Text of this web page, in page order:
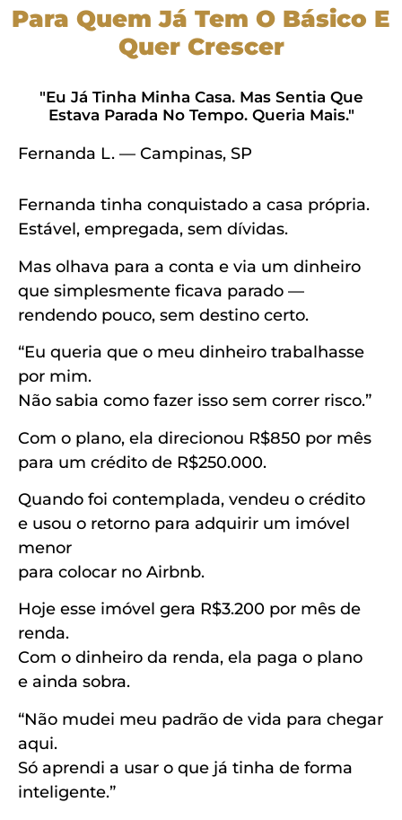
Para Quem Já Tem O Básico E
Quer Crescer
"Eu Já Tinha Minha Casa. Mas Sentia Que
Estava Parada No Tempo. Queria Mais."
Fernanda L. — Campinas, SP
Fernanda tinha conquistado a casa própria.
Estável, empregada, sem dívidas.
Mas olhava para a conta e via um dinheiro
que simplesmente ficava parado —
rendendo pouco, sem destino certo.
“Eu queria que o meu dinheiro trabalhasse
por mim.
Não sabia como fazer isso sem correr risco.”
Com o plano, ela direcionou R$850 por mês
para um crédito de R$250.000.
Quando foi contemplada, vendeu o crédito
e usou o retorno para adquirir um imóvel
menor
para colocar no Airbnb.
Hoje esse imóvel gera R$3.200 por mês de
renda.
Com o dinheiro da renda, ela paga o plano
e ainda sobra.
“Não mudei meu padrão de vida para chegar
aqui.
Só aprendi a usar o que já tinha de forma
inteligente.”